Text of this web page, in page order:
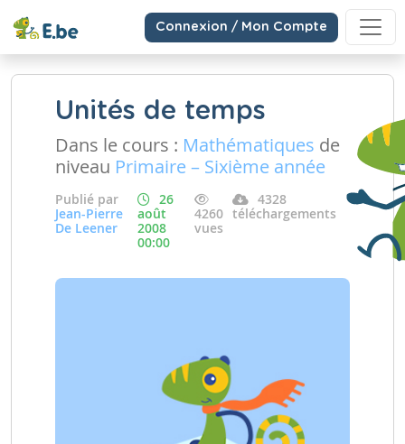
Connexion / Mon Compte
Unités de temps
Dans le cours : Mathématiques de
niveau Primaire – Sixième année
Publié par
Jean-Pierre
De Leener
26
août
2008
00:00
4260
vues
4328
téléchargements